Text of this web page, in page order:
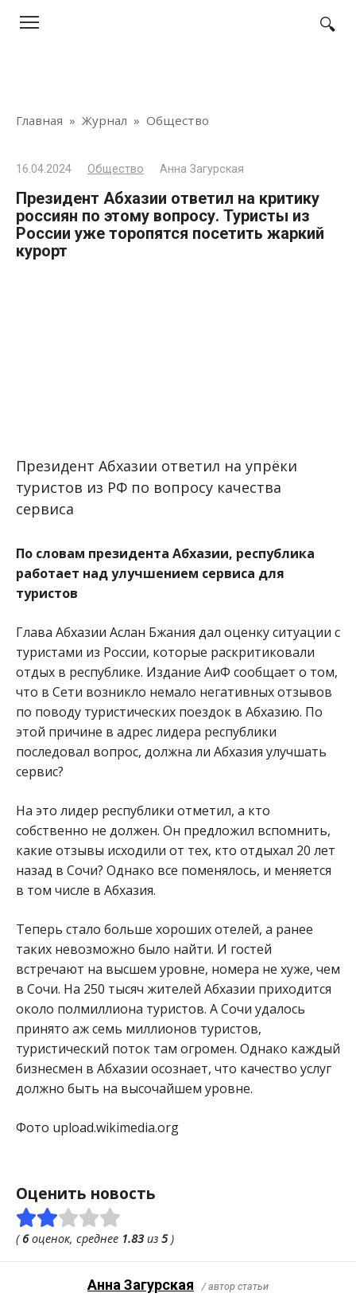
Главная » Журнал » Общество
16.04.2024 Общество Анна Загурская
Президент Абхазии ответил на критику
россиян по этому вопросу. Туристы из
России уже торопятся посетить жаркий
курорт
Президент Абхазии ответил на упрёки
туристов из РФ по вопросу качества
сервиса
По словам президента Абхазии, республика
работает над улучшением сервиса для
туристов
Глава Абхазии Аслан Бжания дал оценку ситуации с
туристами из России, которые раскритиковали
отдых в республике. Издание АиФ сообщает о том,
что в Сети возникло немало негативных отзывов
по поводу туристических поездок в Абхазию. По
этой причине в адрес лидера республики
последовал вопрос, должна ли Абхазия улучшать
сервис?
На это лидер республики отметил, а кто
собственно не должен. Он предложил вспомнить,
какие отзывы исходили от тех, кто отдыхал 20 лет
назад в Сочи? Однако все поменялось, и меняется
в том числе в Абхазия.
Теперь стало больше хороших отелей, а ранее
таких невозможно было найти. И гостей
встречают на высшем уровне, номера не хуже, чем
в Сочи. На 250 тысяч жителей Абхазии приходится
около полмиллиона туристов. А Сочи удалось
принято аж семь миллионов туристов,
туристический поток там огромен. Однако каждый
бизнесмен в Абхазии осознает, что качество услуг
должно быть на высочайшем уровне.
Фото upload.wikimedia.org
Оценить новость
( 6оценок, среднее 1.83 из 5)
Анна Загурская / автор статьи